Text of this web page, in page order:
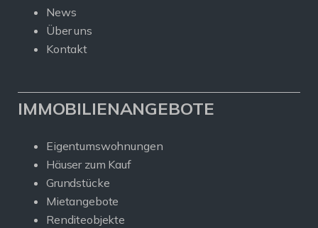
News
Über uns
Kontakt
IMMOBILIENANGEBOTE
Eigentumswohnungen
Häuser zum Kauf
Grundstücke
Mietangebote
Renditeobjekte